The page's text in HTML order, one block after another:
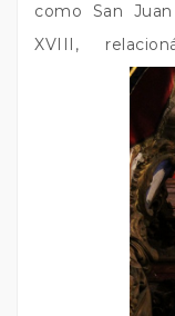
como San
XVIII,